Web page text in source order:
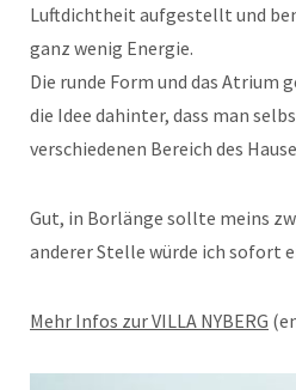
Luftdichtheit aufgestellt und
ganz wenig Energie.
Die runde Form und das Atrium
die Idee dahinter, dass man
verschiedenen Bereich des
Gut, in Borlänge sollte meins
anderer Stelle würde ich sofort
Mehr Infos zur VILLA NYBERG